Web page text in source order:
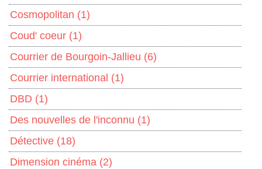
Cosmopolitan (1)
Coud' coeur (1)
Courrier de Bourgoin-Jallieu (6)
Courrier international (1)
DBD (1)
Des nouvelles de l'inconnu (1)
Détective (18)
Dimension cinéma (2)